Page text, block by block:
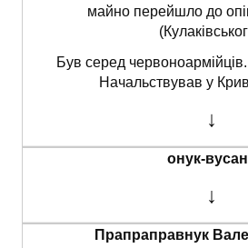
майно перейшло до
Був серед
Начальствував у
↓
онук-
↓
Прапраправнук